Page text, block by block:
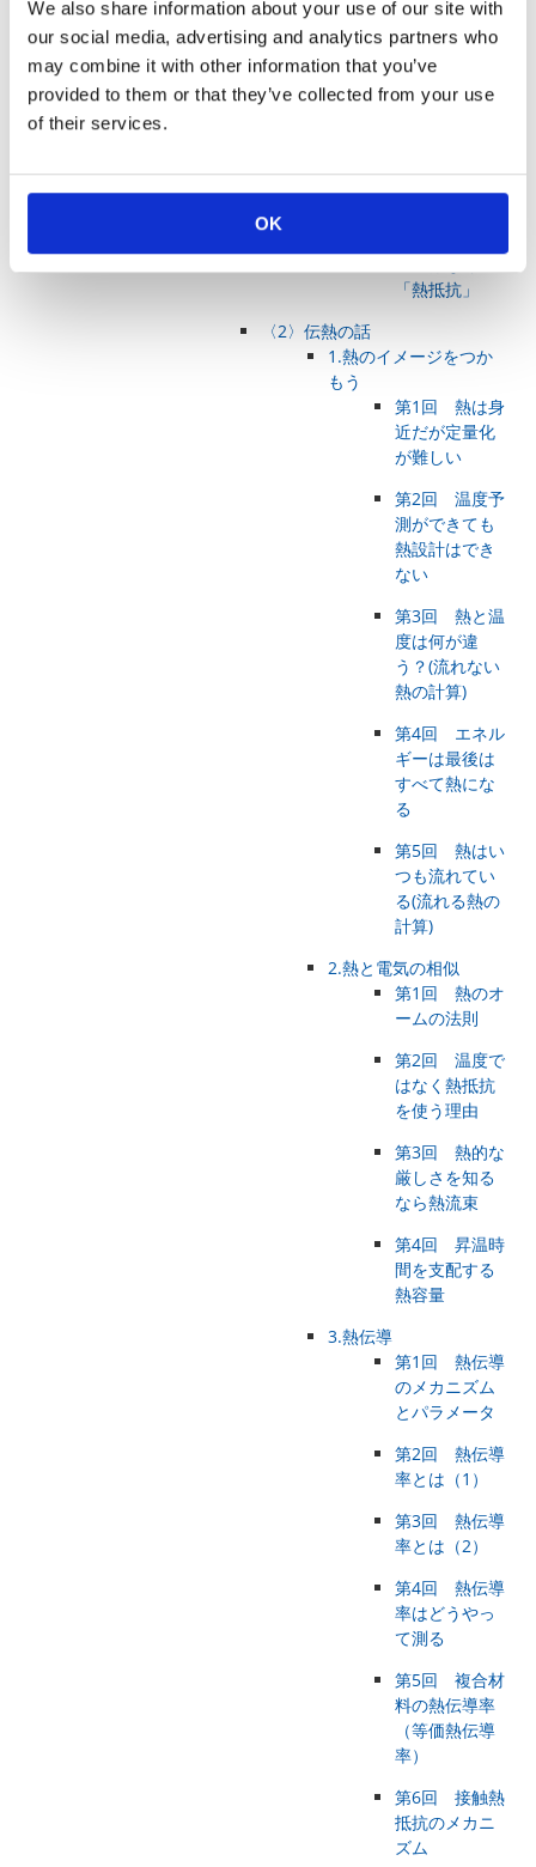
We also share information about your use of our site with
our social media, advertising and analytics partners who
may combine it with other information that you’ve
provided to them or that they’ve collected from your use
of their services.
OK
第２回 大体
の見積もりが
できること
設計が課題
「熱抵抗」
〈2〉伝熱の話
1.熱のイメージをつか
もう
第1回 熱は身
近だが定量化
が難しい
第2回 温度予
測ができても
熱設計はでき
ない
第3回 熱と温
度は何が違
う？(流れない
熱の計算)
第4回 エネル
ギーは最後は
すべて熱にな
る
第5回 熱はい
つも流れてい
る(流れる熱の
計算)
2.熱と電気の相似
第1回 熱のオ
ームの法則
第2回 温度で
はなく熱抵抗
を使う理由
第3回 熱的な
厳しさを知る
なら熱流束
第4回 昇温時
間を支配する
熱容量
3.熱伝導
第1回 熱伝導
のメカニズム
とパラメータ
第2回 熱伝導
率とは（1）
第3回 熱伝導
率とは（2）
第4回 熱伝導
率はどうやっ
て測る
第5回 複合材
料の熱伝導率
（等価熱伝導
率）
第6回 接触熱
抵抗のメカニ
ズム